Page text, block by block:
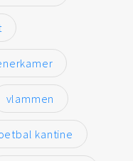
vlammen
kantine